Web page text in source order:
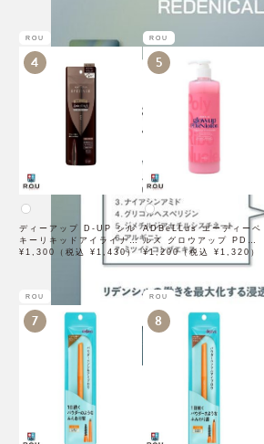
×3袋
ROU
4
ディーアップ D-UP シル
キーリキッドアイライナー
WP ブラウンブラック
¥1,300（税込 ¥1,430）
ROU
5
ADBeLLus エーディーベ
ルス グロウアップ PDRN
ローション 500mL
¥1,200（税込 ¥1,320）
ROU
7
ROU
8